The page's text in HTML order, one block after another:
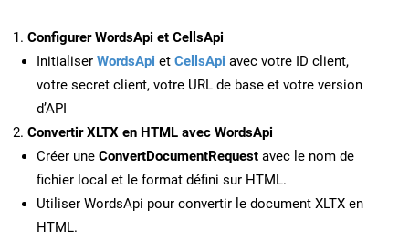
Configurer WordsApi et CellsApi
Initialiser WordsApi et CellsApi avec votre ID client,
votre secret client, votre URL de base et votre version
d’API
Convertir XLTX en HTML avec WordsApi
Créer une ConvertDocumentRequest avec le nom de
fichier local et le format défini sur HTML.
Utiliser WordsApi pour convertir le document XLTX en
HTML.